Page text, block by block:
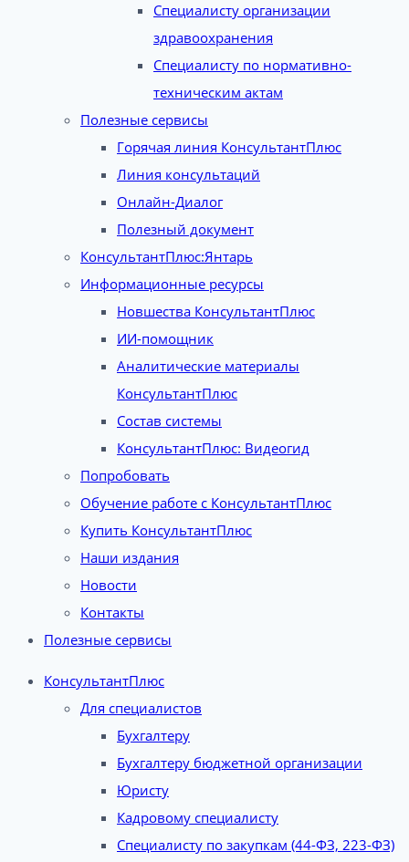
Специалисту организации
здравоохранения
Специалисту по нормативно-
техническим актам
Полезные сервисы
Горячая линия КонсультантПлюс
Линия консультаций
Онлайн-Диалог
Полезный документ
КонсультантПлюс:Янтарь
Информационные ресурсы
Новшества КонсультантПлюс
ИИ-помощник
Аналитические материалы
КонсультантПлюс
Состав системы
КонсультантПлюс: Видеогид
Попробовать
Обучение работе с КонсультантПлюс
Купить КонсультантПлюс
Наши издания
Новости
Контакты
Полезные сервисы
КонсультантПлюс
Для специалистов
Бухгалтеру
Бухгалтеру бюджетной организации
Юристу
Кадровому специалисту
Специалисту по закупкам (44-ФЗ, 223-ФЗ)